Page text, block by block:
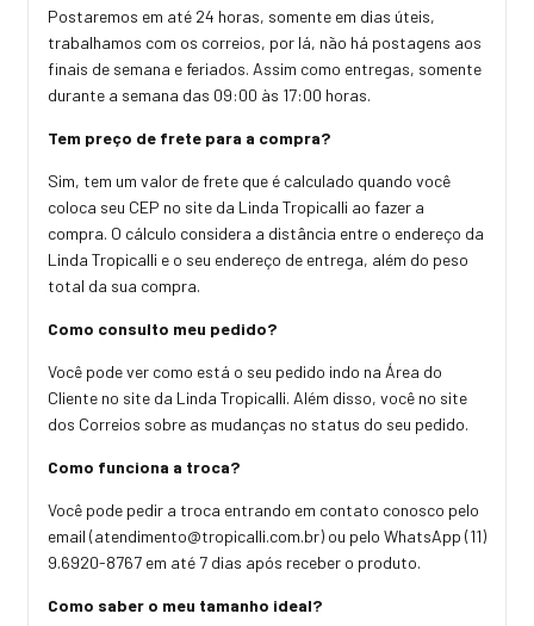
Postaremos em até 24 horas, somente em dias úteis,
trabalhamos com os correios, por lá, não há postagens aos
finais de semana e feriados. Assim como entregas, somente
durante a semana das 09:00 às 17:00 horas.
Tem preço de frete para a compra?
Sim, tem um valor de frete que é calculado quando você
coloca seu CEP no site da Linda Tropicalli ao fazer a
compra. O cálculo considera a distância entre o endereço da
Linda Tropicalli e o seu endereço de entrega, além do peso
total da sua compra.
Como consulto meu pedido?
Você pode ver como está o seu pedido indo na Área do
Cliente no site da Linda Tropicalli. Além disso, você no site
dos Correios sobre as mudanças no status do seu pedido.
Como funciona a troca?
Você pode pedir a troca entrando em contato conosco pelo
email (atendimento@tropicalli.com.br) ou pelo WhatsApp (11)
9.6920-8767 em até 7 dias após receber o produto.
Como saber o meu tamanho ideal?